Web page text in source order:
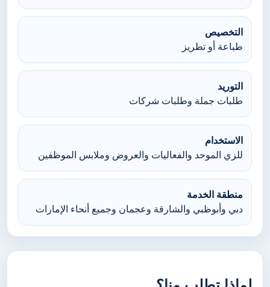
التخصيص
طباعة أو تطريز
التوريد
طلبات جملة وطلبات شركات
الاستخدام
للزي الموحد والفعاليات والعروض وملابس الموظفين
منطقة الخدمة
دبي وأبوظبي والشارقة وعجمان وجميع أنحاء الإمارات